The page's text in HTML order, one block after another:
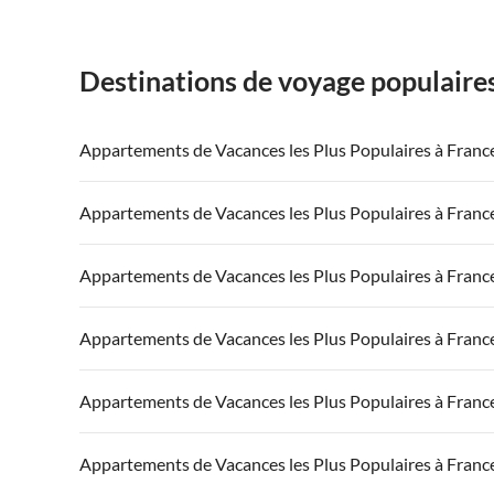
Destinations de voyage
Appartements de Vacances les Plus Populaires à
Appartements de Vacances à France
Appartements de Vacances à Côte atlantique
Appartements de Vacances à Côte d'Azur
Appartements de Vacances les Plus Populaires à
Appartements de Vacances à France
Appartements de Vacances à Côte atlantique
Appartements de Vacances à Côte d'Azur
Appartements de Vacances les Plus Populaires à
Appartements de Vacances à France
Appartements de Vacances à Côte atlantique
Appartements de Vacances à Côte d'Azur
Appartements de Vacances les Plus Populaires à
Appartements de Vacances à France
Appartements de Vacances à Côte atlantique
Appartements de Vacances à Côte d'Azur
Appartements de Vacances les Plus Populaires à
Appartements de Vacances à France
Appartements de Vacances les Plus Populaires à